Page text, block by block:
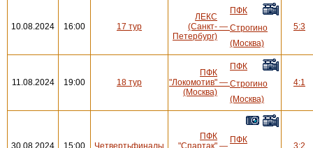
10.08.2024 16:00 17 тур
ЛЕКС
(Санкт-
Петербург)
—
ПФК
Строгино
(Москва)
5:3
11.08.2024 19:00 18 тур
ПФК
"Локомотив"
(Москва)
—
ПФК
Строгино
(Москва)
4:1
30.08.2024 15:00 Четвертьфиналы
ПФК
"Спартак" —
ПФК
3:2